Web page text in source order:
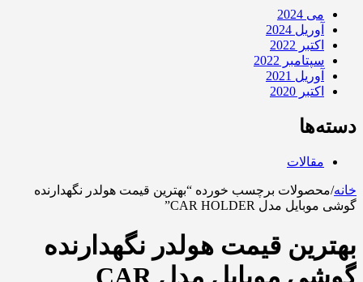
می 2024
آوریل 2024
اکتبر 2022
سپتامبر 2022
آوریل 2021
اکتبر 2020
دسته‌ها
مقالات
خانه/محصولات برچسب خورده “بهترین قیمت هولدر نگهدارنده
گوشی موبایل مدل CAR HOLDER”
بهترین قیمت هولدر نگهدارنده